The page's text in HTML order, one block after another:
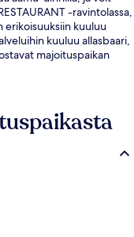
-ravintolassa,
erikoisuuksiin kuuluu
kuuluu allasbaari,
majoituspaikan